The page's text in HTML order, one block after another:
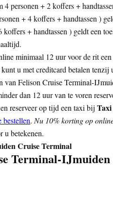
personen + 2 koffers +
+ 4 koffers + handtassen )
+ handtassen ) geldt een
minimaal 12 uur voor de rit een
u met creditcard betalen
Felison Cruise Terminal-
dan 12 uur van te voren
reserveer op tijd een taxi bij Taxi
bestellen. Nu 10% korting op
u betekenen.
Cruise Terminal
Terminal-